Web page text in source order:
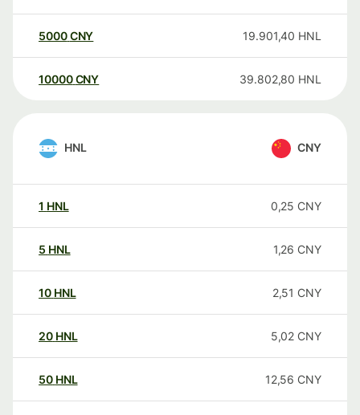
5000CNY 19.901,40 HNL
10000 CNY 39.802,80 HNL
HNL CNY
1 HNL 0,25 CNY
5 HNL 1,26 CNY
10 HNL 2,51 CNY
20 HNL 5,02 CNY
50 HNL 12,56 CNY